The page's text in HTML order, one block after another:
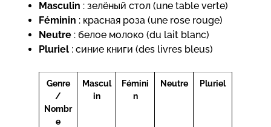
Masculin : зелёный стол (une table verte)
Féminin : красная роза (une rose rouge)
Neutre : белое молоко (du lait blanc)
Pluriel : синие книги (des livres bleus)
Genre
/
Nombr
e
Mascul
in
Fémini
n
Neutre Pluriel